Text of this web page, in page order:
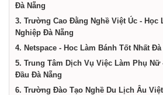
Đà Nẵng
3. Trường Cao Đằng Nghề Việt Úc - Học
Nghiệp Đà Nẵng
4. Netspace - Hoc Làm Bánh Tốt Nhất Đà
5. Trung Tâm Dịch Vụ Việc Làm Phụ Nữ
Đầu Đà Nẵng
6. Trường Đào Tạo Nghề Du Lịch Âu